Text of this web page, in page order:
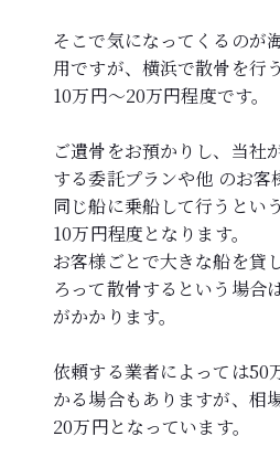
そこで気になってくるのが
用ですが、横浜で散骨を行
10万円～20万円程度です。
ご遺骨をお預かりし、当社
する委託プランや他 のお客
同じ船に乗船して行うとい
10万円程度となります。
お客様ごとで大きな船を貸
ろって散骨するという場合
がかかります。
依頼する業者によっては50
かる場合もありますが、相
20万円となっています。